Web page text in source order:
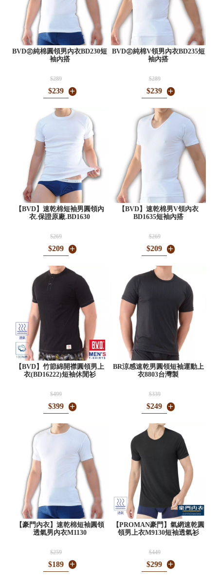
BVD㊣純棉圓領男內衣BD230短
袖內搭
$289
$239
BVD㊣純棉V領男內衣BD235短
袖內搭
$289
$239
【BVD】速乾棉短袖男圓領內
衣.保證原廠.BD1630
$269
$209
【BVD】速乾棉男V領內衣
BD1635短袖內搭
$269
$209
【BVD】竹節綿開襟圓領男上
衣(BD16222)短袖休閒衫
$499
$399
BR涼感速乾男圓領短袖運動上
衣8803台灣製
$339
$249
【豪門內衣】速乾棉短袖圓領
透氣男內衣M1130
$259
$189
【PROMAN豪門】氣網速乾圓
領男上衣M9130短袖透氣衫
$449
$299